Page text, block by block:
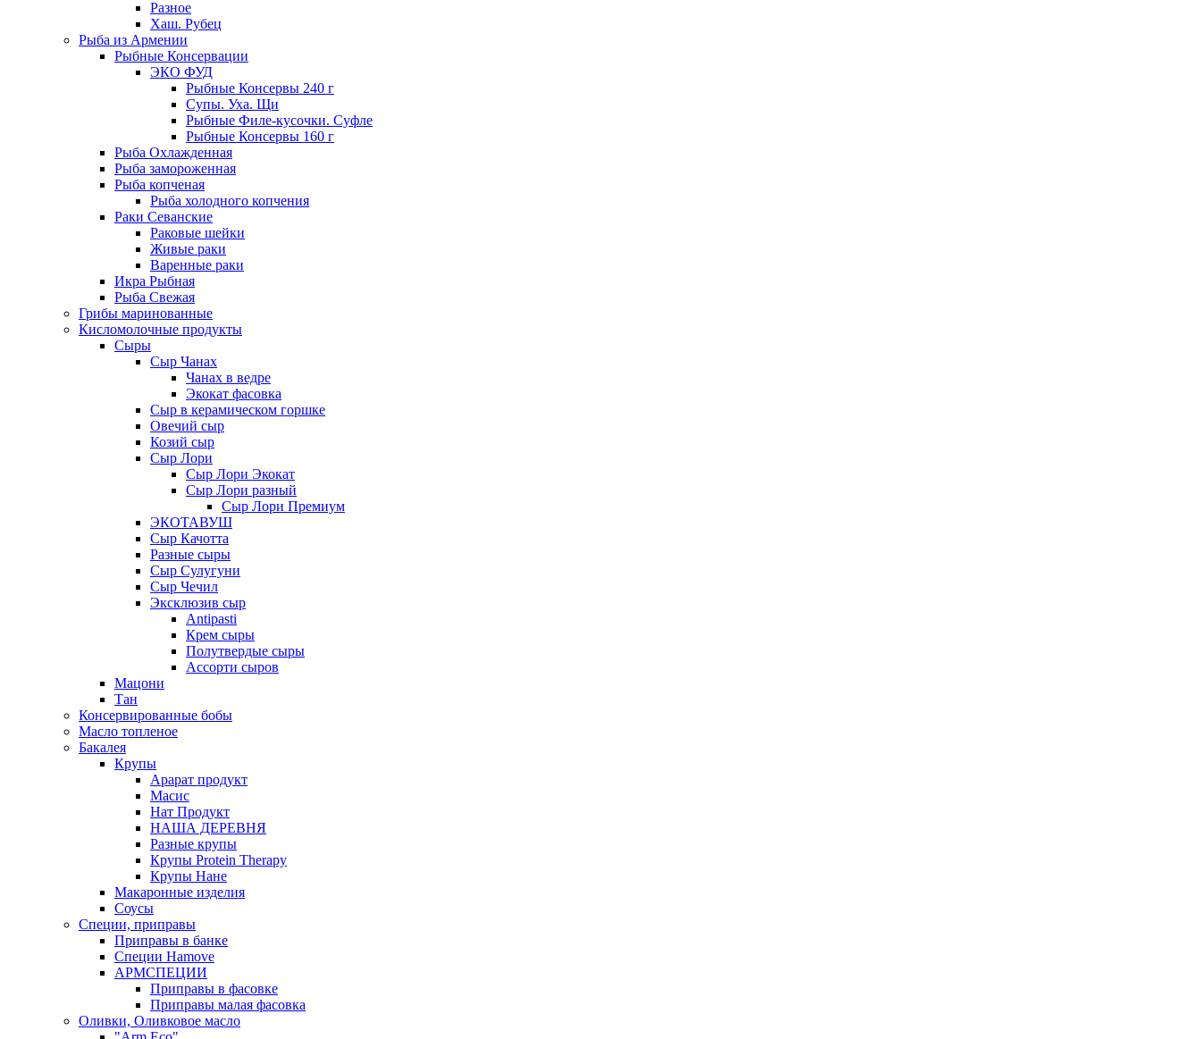
Разное
Хаш. Рубец
Рыба из Армении
Рыбные Консервации
ЭКО ФУД
Рыбные Консервы 240 г
Супы. Уха. Щи
Рыбные Филе-кусочки. Суфле
Рыбные Консервы 160 г
Рыба Охлажденная
Рыба замороженная
Рыба копченая
Рыба холодного копчения
Раки Севанские
Раковые шейки
Живые раки
Варенные раки
Икра Рыбная
Рыба Свежая
Грибы маринованные
Кисломолочные продукты
Сыры
Сыр Чанах
Чанах в ведре
Экокат фасовка
Сыр в керамическом горшке
Овечий сыр
Козий сыр
Сыр Лори
Сыр Лори Экокат
Сыр Лори разный
Сыр Лори Премиум
ЭКОТАВУШ
Сыр Качотта
Разные сыры
Сыр Сулугуни
Сыр Чечил
Эксклюзив сыр
Antipasti
Крем сыры
Полутвердые сыры
Ассорти сыров
Мацони
Тан
Консервированные бобы
Масло топленое
Бакалея
Крупы
Арарат продукт
Масис
Нат Продукт
НАША ДЕРЕВНЯ
Разные крупы
Крупы Protein Therapy
Крупы Нане
Макаронные изделия
Соусы
Специи, приправы
Приправы в банке
Специи Hamove
АРМСПЕЦИИ
Приправы в фасовке
Приправы малая фасовка
Оливки, Оливковое масло